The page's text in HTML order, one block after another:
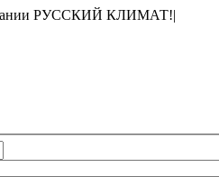
РУССКИЙ КЛИМАТ!|